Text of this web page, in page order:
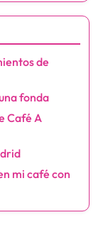
de
fonda
Café A
mi café con